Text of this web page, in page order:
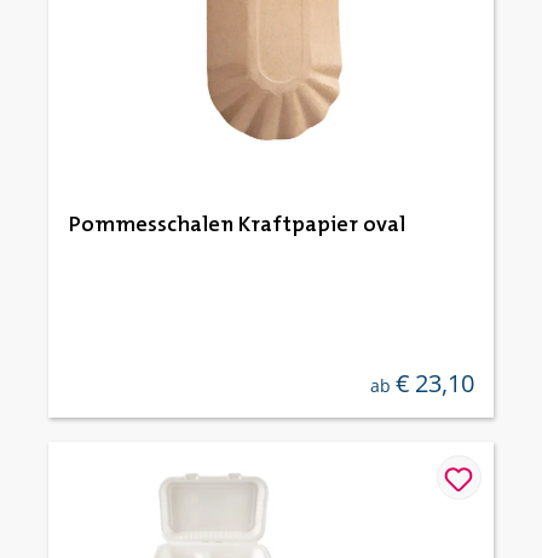
Pommesschalen Kraftpapier oval
regulärer preis:
ab € 23,10